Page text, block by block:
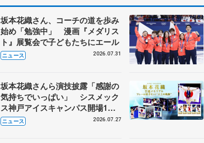
坂本花織さん、コーチの道を歩み
始め「勉強中」 漫画『メダリス
ト』展覧会で子どもたちにエール
ニュース 2026.07.31
坂本花織さんら演技披露「感謝の
気持ちでいっぱい」 シスメック
ス神戸アイスキャンパス開場1周
年イベント
ニュース 2026.07.27